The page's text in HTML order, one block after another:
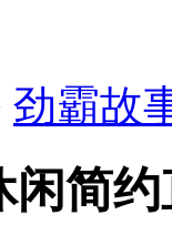
劲霸故
闲简